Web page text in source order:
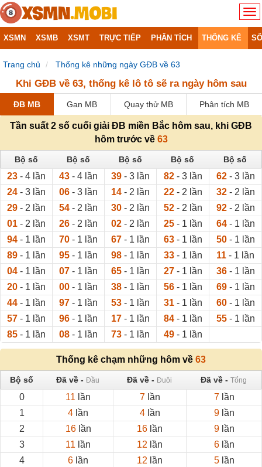
XSMN XSMB XSMT TRỰC TIẾP PHÂN TÍCH THỐNG KÊ
Trang chủ Thống kê những ngày GĐB về 63
Khi GĐB về 63, thống kê lô tô sẽ ra ngày hôm sau
ĐB MB Gan MB Quay thử MB Phân tích MB
Tần suất 2 số cuối giải ĐB miền Bắc hôm sau, khi GĐB
hôm trước về 63
Bộ số Bộ số Bộ số Bộ số Bộ số
23 - 4 lần 43 - 4 lần 39 - 3 lần 82- 3 lần 62- 3 lần
24 - 3 lần 06 - 3 lần 14 - 2 lần 22- 2 lần 32- 2 lần
29 - 2 lần 54 - 2 lần 30 - 2 lần 52- 2 lần 92- 2 lần
01 - 2 lần 26 - 2 lần 02 - 2 lần 25- 1 lần 64- 1 lần
94 - 1 lần 70 - 1 lần 67 - 1 lần 63- 1 lần 50- 1 lần
89 - 1 lần 95 - 1 lần 98 - 1 lần 33- 1 lần 11 - 1 lần
04 - 1 lần 07 - 1 lần 65 - 1 lần 27- 1 lần 36- 1 lần
20 - 1 lần 00 - 1 lần 38 - 1 lần 56- 1 lần 69- 1 lần
44 - 1 lần 97 - 1 lần 53 - 1 lần 31- 1 lần 60- 1 lần
57 - 1 lần 96 - 1 lần 17 - 1 lần 84- 1 lần 55- 1 lần
85 - 1 lần 08 - 1 lần 73 - 1 lần 49- 1 lần
Thống kê chạm những hôm về 63
Bộ số Đã về - Đầu Đã về - Đuôi Đã về - Tổng
0 11 lần 7lần 7lần
1
4 lần 4lần 9lần
2
16lần 16 lần 9lần
3
11 lần 12 lần 6lần
4
6 lần 12 lần 5lần